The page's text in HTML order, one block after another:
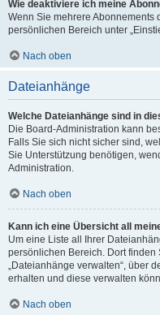
Wie deaktiviere ich meine
Wenn Sie mehrere Abonnements
persönlichen Bereich unter
Nach oben
Dateianhänge
Welche Dateianhänge sind in
Die Board-Administration kann
Falls Sie sich nicht sicher sind,
Sie Unterstützung benötigen,
Administration.
Nach oben
Kann ich eine Übersicht all
Um eine Liste all Ihrer
persönlichen Bereich. Dort finden
„Dateianhänge verwalten“, über
erhalten und diese verwalten
Nach oben